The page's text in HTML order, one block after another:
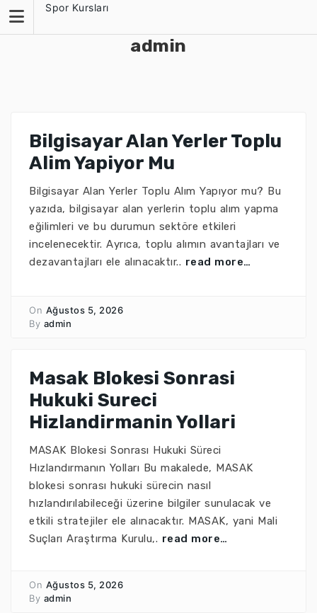
content
Spor Kursları
admin
Bilgisayar Alan Yerler Toplu
Alim Yapiyor Mu
Bilgisayar Alan Yerler Toplu Alım Yapıyor mu? Bu
yazıda, bilgisayar alan yerlerin toplu alım yapma
eğilimleri ve bu durumun sektöre etkileri
incelenecektir. Ayrıca, toplu alımın avantajları ve
dezavantajları ele alınacaktır.. read more…
On Ağustos 5, 2026
By admin
Masak Blokesi Sonrasi
Hukuki Sureci
Hizlandirmanin Yollari
MASAK Blokesi Sonrası Hukuki Süreci
Hızlandırmanın Yolları Bu makalede, MASAK
blokesi sonrası hukuki sürecin nasıl
hızlandırılabileceği üzerine bilgiler sunulacak ve
etkili stratejiler ele alınacaktır. MASAK, yani Mali
Suçları Araştırma Kurulu,. read more…
On Ağustos 5, 2026
By admin